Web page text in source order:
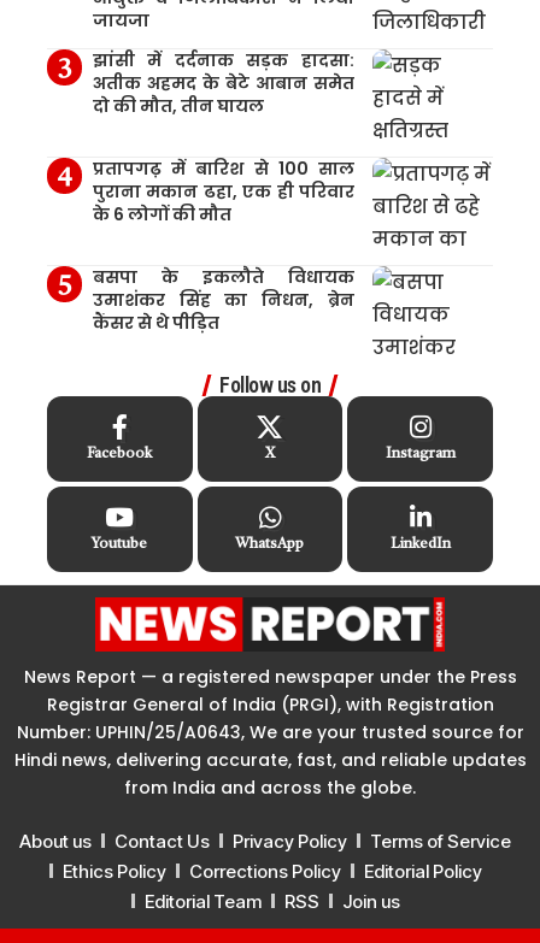
जायजा
झांसी में दर्दनाक सड़क हादसा:
अतीक अहमद के बेटे आबान समेत
दो की मौत, तीन घायल
प्रतापगढ़ में बारिश से 100 साल
पुराना मकान ढहा, एक ही परिवार
के 6 लोगों की मौत
बसपा के इकलौते विधायक
उमाशंकर सिंह का निधन, ब्रेन
कैंसर से थे पीड़ित
Follow us on
Facebook X Instagram
Youtube WhatsApp LinkedIn
News Report — a registered newspaper under the Press
Registrar General of India (PRGI), with Registration
Number: UPHIN/25/A0643, We are your trusted source for
Hindi news, delivering accurate, fast, and reliable updates
from India and across the globe.
About us Contact Us Privacy Policy
Terms of Service
Ethics Policy
Corrections Policy
Editorial Policy
Editorial Team
RSS Join us